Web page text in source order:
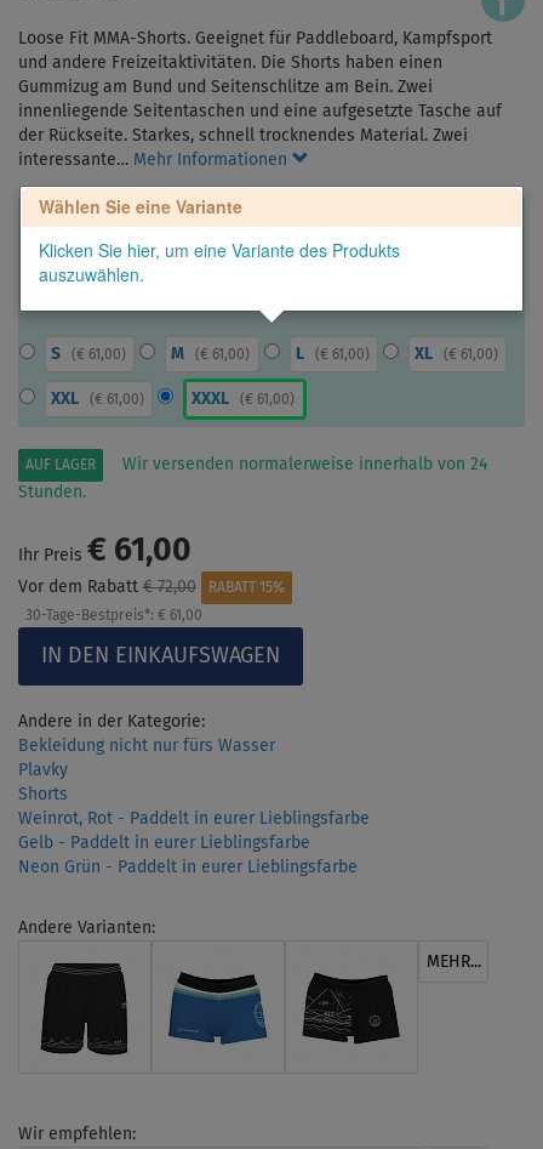
Loose Fit MMA-Shorts. Geeignet für Paddleboard, Kampfsport
und andere Freizeitaktivitäten. Die Shorts haben einen
Gummizug am Bund und Seitenschlitze am Bein. Zwei
innenliegende Seitentaschen und eine aufgesetzte Tasche auf
der Rückseite. Starkes, schnell trocknendes Material. Zwei
interessante… Mehr Informationen
Wählen Sie eine Variante
Klicken Sie hier, um eine Variante des Produkts
auszuwählen.
S ( € 61,00) M (€ 61,00) L ( € 61,00) XL ( € 61,00)
XXL ( € 61,00) XXXL (€ 61,00)
AUF LAGER
Wir versenden normalerweise innerhalb von 24
Stunden.
Ihr Preis € 61,00
Vor dem Rabatt € 72,00
RABATT 15%
30-Tage-Bestpreis*: € 61,00
Andere in der Kategorie:
Bekleidung nicht nur fürs Wasser
Plavky
Shorts
Weinrot, Rot - Paddelt in eurer Lieblingsfarbe
Gelb - Paddelt in eurer Lieblingsfarbe
Neon Grün - Paddelt in eurer Lieblingsfarbe
Andere Varianten:
MEHR...
Wir empfehlen: